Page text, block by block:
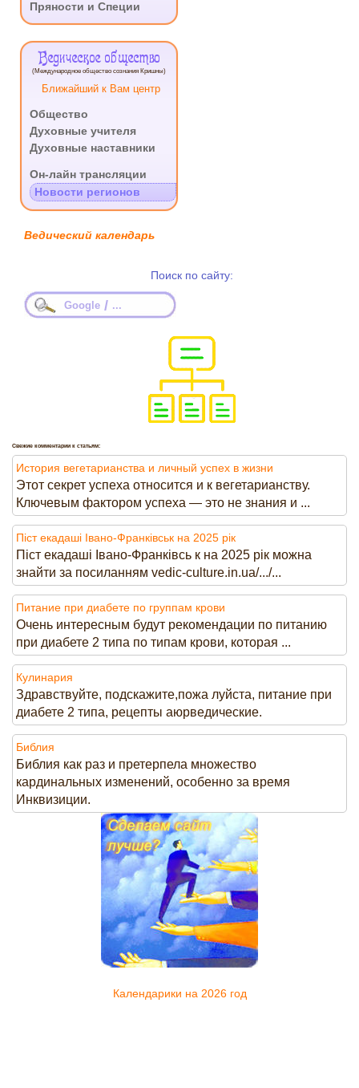
Пряности и Специи
Ведическое общество
(Международное общество сознания Кришны)
Ближайший к Вам центр
Общество
Духовные учителя
Духовные наставники
Он-лайн трансляции
Новости регионов
Ведический календарь
Поиск по сайту:
Google / ...
Свежие комментарии к статьям:
История вегетарианства и личный успех в жизни
Этот секрет успеха относится и к вегетарианству.
Ключевым фактором успеха — это не знания и ...
Піст екадаші Івано-Франківськ на 2025 рік
Піст екадаші Івано-Франківсь к на 2025 рік можна
знайти за посиланням vedic-culture.in.ua/.../...
Питание при диабете по группам крови
Очень интересным будут рекомендации по питанию
при диабете 2 типа по типам крови, которая ...
Кулинария
Здравствуйте, подскажите,пожа луйста, питание при
диабете 2 типа, рецепты аюрведические.
Библия
Библия как раз и претерпела множество
кардинальных изменений, особенно за время
Инквизиции.
Календарики на 2026 год